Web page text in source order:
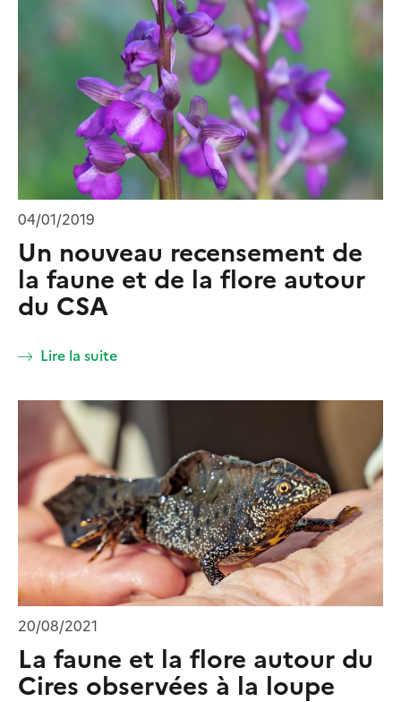
04/01/2019
Un nouveau recensement de
la faune et de la flore autour
du CSA
Lire la suite
20/08/2021
La faune et la flore autour du
Cires observées à la loupe